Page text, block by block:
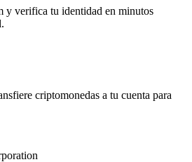
y verifica tu identidad en minutos
criptomonedas a tu cuenta para